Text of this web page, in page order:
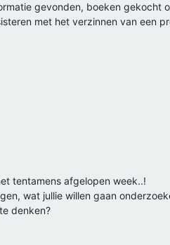
gevonden, boeken
met het verzinnen van een
tentamens afgelopen week..!
wat jullie willen gaan
denken?